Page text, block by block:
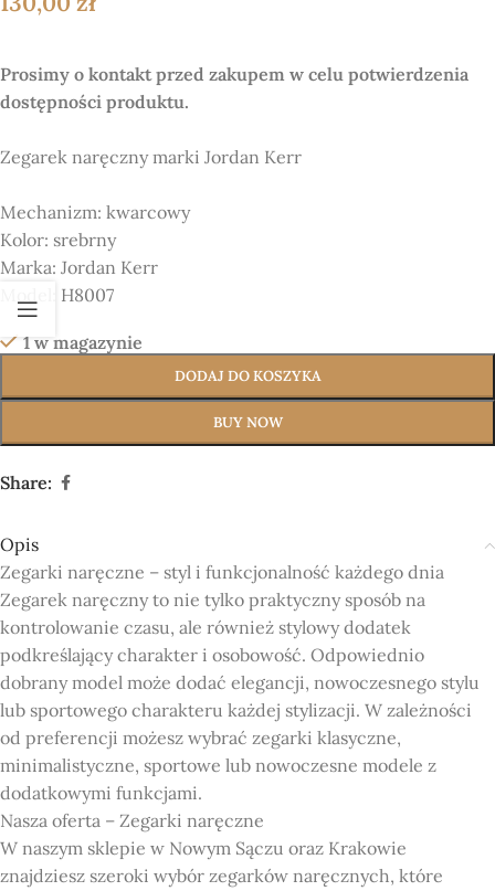
Prosimy o kontakt przed zakupem w celu potwierdzenia
dostępności produktu.
Zegarek naręczny marki Jordan Kerr
Mechanizm: kwarcowy
Kolor: srebrny
Marka: Jordan Kerr
H8007
1 w magazynie
DODAJ DO KOSZYKA
BUY NOW
Share:
Opis
Zegarki naręczne – styl i funkcjonalność każdego dnia
Zegarek naręczny to nie tylko praktyczny sposób na
kontrolowanie czasu, ale również stylowy dodatek
podkreślający charakter i osobowość. Odpowiednio
dobrany model może dodać elegancji, nowoczesnego stylu
lub sportowego charakteru każdej stylizacji. W zależności
od preferencji możesz wybrać zegarki klasyczne,
minimalistyczne, sportowe lub nowoczesne modele z
dodatkowymi funkcjami.
Nasza oferta – Zegarki naręczne
W naszym sklepie w Nowym Sączu oraz Krakowie
znajdziesz szeroki wybór zegarków naręcznych, które